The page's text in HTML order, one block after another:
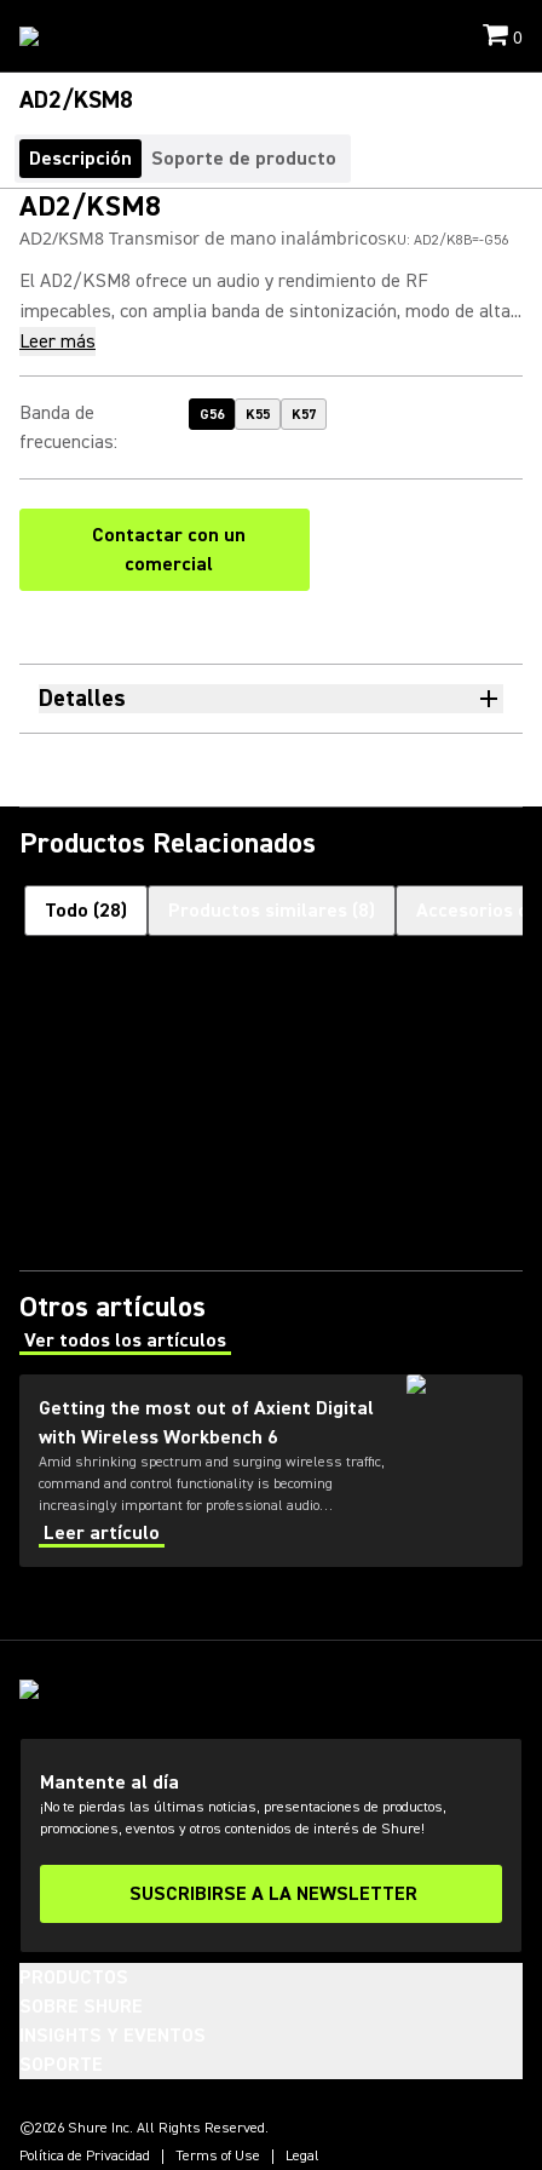
0
AD2/KSM8
Descripción Soporte de producto
AD2/KSM8
AD2/KSM8 Transmisor de mano inalámbricoSKU: AD2/K8B=-G56
El AD2/KSM8 ofrece un audio y rendimiento de RF
impecables, con amplia banda de sintonización, modo de alta...
Leer más
Banda de
frecuencias:
G56 K55 K57
Contactar con un
comercial
Detalles
Productos Relacionados
Todo (28)
Otros artículos
Ver todos los artículos
(Opens in a new tab)
Getting the most out of Axient Digital
with Wireless Workbench 6
Amid shrinking spectrum and surging wireless traffic,
command and control functionality is becoming
increasingly important for professional audio
applications. Learn how get the most out of Axient
Digital with the Wireless Workbench 6 software.
Leer artículo
Mantente al día
¡No te pierdas las últimas noticias, presentaciones de productos,
promociones, eventos y otros contenidos de interés de Shure!
SUSCRIBIRSE A LA NEWSLETTER
©2026 Shure Inc. All Rights Reserved.
Política de Privacidad
Terms of Use Legal